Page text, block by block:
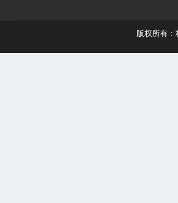
版权所有